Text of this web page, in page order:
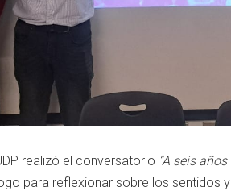
realizó el conversatorio “A seis
para reflexionar sobre los sentidos